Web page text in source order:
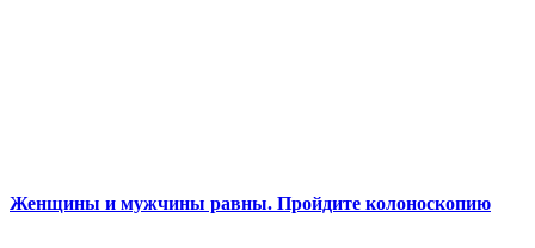
Женщины и мужчины равны. Пройдите колоноскопию